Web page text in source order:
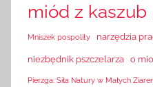
miód z kaszub
Mniszek pospolity narzędzia
niezbędnik pszczelarza o
Pierzga: Siła Natury w Małych